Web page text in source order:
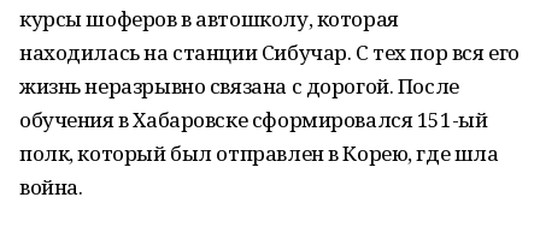
курсы шоферов в автошколу, которая
находилась на станции Сибучар. С тех пор вся его
жизнь неразрывно связана с дорогой. После
обучения в Хабаровске сформировался 151-ый
полк, который был отправлен в Корею, где шла
война.